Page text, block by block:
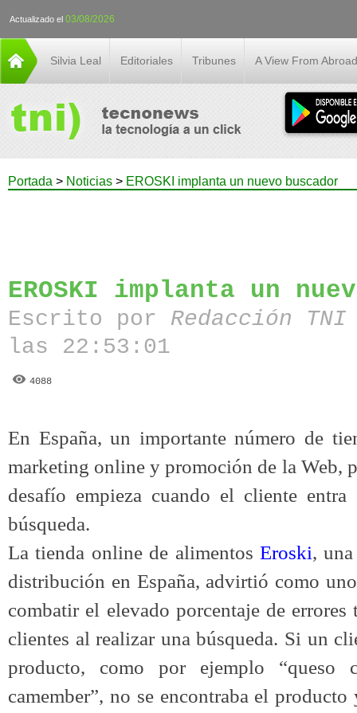
Actualizado el 03/08/2026
Silvia Leal Editoriales Tribunes A View From Abroad
Portada > Noticias > EROSKI implanta un nuevo buscador
EROSKI implanta un
Escrito por Redacción
las 22:53:01
4088
En España, un importante número de
marketing online y promoción de la Web,
desafío empieza cuando el cliente
búsqueda.
La tienda online de alimentos Eroski,
distribución en España, advirtió como
combatir el elevado porcentaje de
clientes al realizar una búsqueda. Si un
producto, como por ejemplo “queso
camember”, no se encontraba el